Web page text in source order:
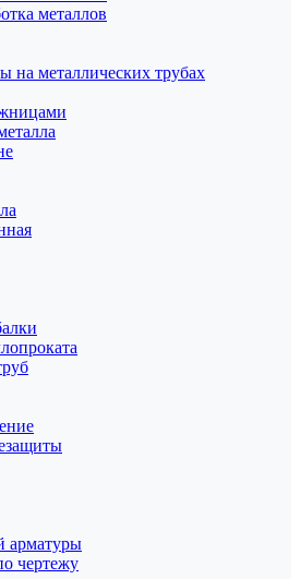
металлов
на металлических трубах
арматуры
чертежу